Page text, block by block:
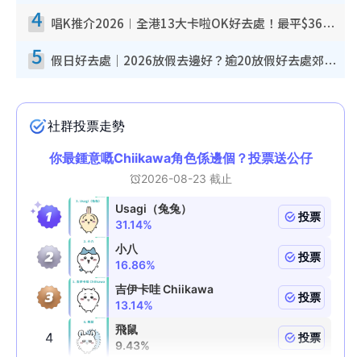
4 唱K推介2026︱全港13大卡啦OK好去處！最平$36起 日文K都有！(附地址+收費詳情)
5 假日好去處｜2026放假去邊好？逾20放假好去處郊外/秘景 休閒半日或一日遊